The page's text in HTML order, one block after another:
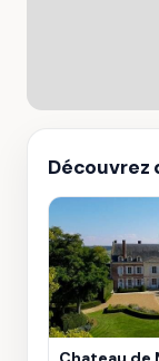
Découvrez